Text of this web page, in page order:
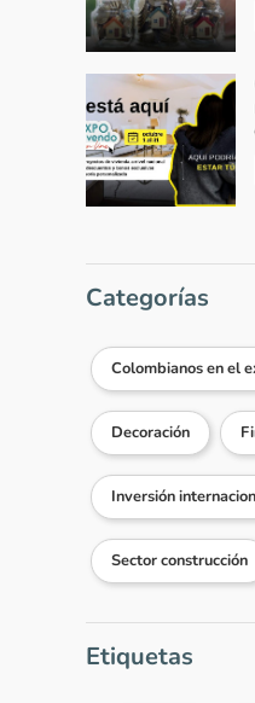
Categorías
Colombianos en el
Decoración
Inversión
Sector construcción
Etiquetas